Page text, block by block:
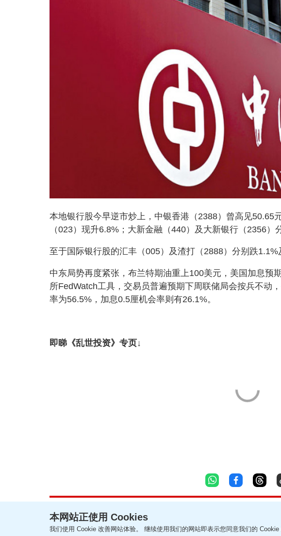
本地银行股今早逆市炒上，中银香港（2388）曾高见50.65
（023）现升6.8%；大新金融（440）及大新银行（2356）
至于国际银行股的汇丰（005）及渣打（2888）分别跌1.1%
中东局势再度紧张，布兰特期油重上100美元，美国加息预
所FedWatch工具，交易员普遍预期下周联储局会按兵不动
率为56.5%，加息0.5厘机会率则有26.1%。
即睇《乱世投资》专页↓
联络我们 关于我们 隐私政策声明 使用条款 版权及免责声明 帮助及反馈
本网站正使用 Cookies
我们使用 Cookie 改善网站体验。 继续使用我们的网站即表示您同意我们的 Cookie